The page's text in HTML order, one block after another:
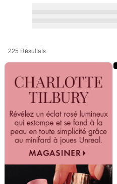
Fard à joues
225 Résultats